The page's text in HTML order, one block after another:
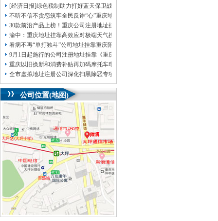
[经济日报]绿色税制助力打好蓝天保卫战
不听不信不贪恋筑牢全民反诈“心”重庆地址挂靠防线——大渡口区开展大型主题
30款前沿产品上榜！重庆公司注册地址挂靠第二批未来产业标志性产品公示
渝中：重庆地址挂靠高效应对极端天气携手筑牢安全屏障
看病不再“单打独斗”公司地址挂靠重庆陪诊服务升温
9月1日起施行的公司注册地址挂靠《重庆市预防未成年人犯罪条例》明确——可
重庆以旧换新和消费补贴再加码摩托车电动自行车首次被纳入，重庆无地址注册
全市虚拟地址注册公司深化扫黑除恶专项斗争部署会议召开
公司位置(地图)